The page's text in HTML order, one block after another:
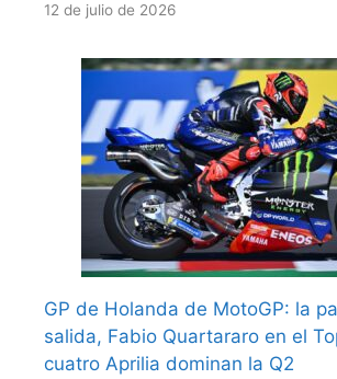
12 de julio de 2026
GP de Holanda de MotoGP: la
salida, Fabio Quartararo en el
cuatro Aprilia dominan la Q2